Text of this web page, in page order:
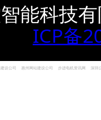
能科技
ICP备
设公司 惠州网站建设公司 步进电机资讯网 深圳